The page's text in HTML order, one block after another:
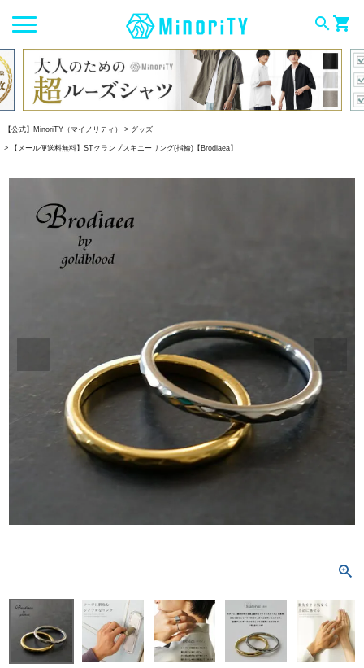
searchshopping_cart
【公式】MinoriTY（マイノリティ） グッズ
【メール便送料無料】STクランプスキニーリング(指輪)【Brodiaea】